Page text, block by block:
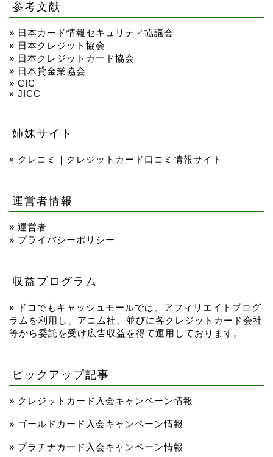
参考文献
» 日本カード情報セキュリティ協議会
» 日本クレジット協会
» 日本クレジットカード協会
» 日本貸金業協会
» CIC
» JICC
姉妹サイト
» クレコミ｜クレジットカード口コミ情報サイト
運営者情報
» 運営者
» プライバシーポリシー
収益プログラム
» ドコでもキャッシュモールでは、アフィリエイトプログ
ラムを利用し、アコム社、並びに各クレジットカード会社
等から委託を受け広告収益を得て運用しております。
ピックアップ記事
» クレジットカード入会キャンペーン情報
» ゴールドカード入会キャンペーン情報
» プラチナカード入会キャンペーン情報
クレジットカードの審査